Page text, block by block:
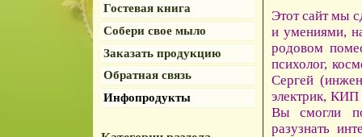
Гостевая книга
Собери свое мыло
Заказать продукцию
Обратная связь
Инфопродукты
Этот сайт мы
и умениями,
родовом
психолог,
Сергей
электрик,
Вы смогли
разузнать